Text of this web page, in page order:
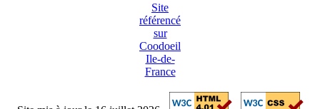
Site
référencé
sur
Coodoeil
Ile-de-
France